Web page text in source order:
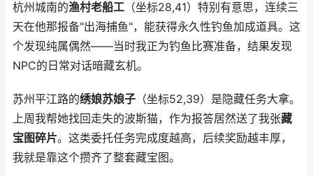
杭州城南的渔村老船工 （坐标28,41）特别有意思，连续三
天在他那报备"出海捕鱼"，能获得永久性钓鱼加成道具。这
个发现纯属偶然——当时我正为钓鱼比赛准备，结果发现
NPC的日常对话暗藏玄机。
苏州平江路的绣娘苏娘子 （坐标52,39）是隐藏任务大拿。
上周我帮她找回走失的波斯猫，作为报答居然送了我张藏
宝图碎片。这类委托任务完成度越高，后续奖励越丰厚，
我就是靠这个攒齐了整套藏宝图。